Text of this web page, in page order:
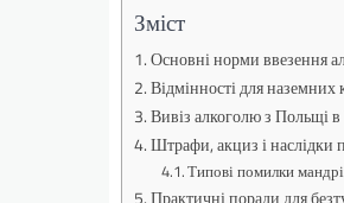
Зміст
Основні норми ввезення
Відмінності для
Вивіз алкоголю з Польщі
Штрафи, акциз і наслідки
Типові помилки